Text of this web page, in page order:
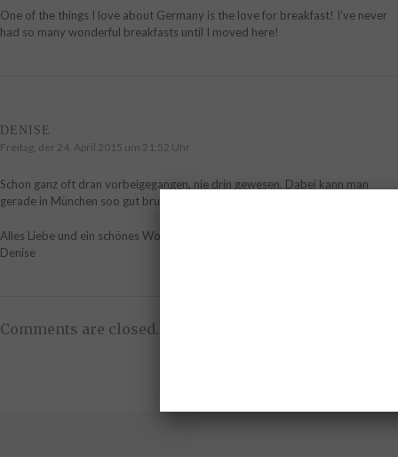
One of the things I love about Germany is the love for breakfast! I’ve never
had so many wonderful breakfasts until I moved here!
DENISE
Freitag, der 24. April 2015 um 21:52 Uhr
Schon ganz oft dran vorbeigegangen, nie drin gewesen. Dabei kann man
gerade in München soo gut brunchen! Sieht lecker aus!
Alles Liebe und ein schönes Wochenende,
Denise
Comments are closed.